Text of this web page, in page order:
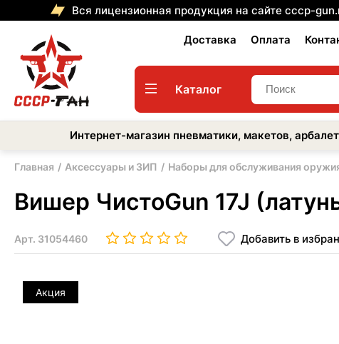
Вся лицензионная продукция на сайте cccp-
Доставка Оплата
Каталог
Интернет-магазин пневматики, макетов,
Главная Аксессуары и ЗИП Наборы для обслуживания
Вишер ЧистоGun 17J
Арт. 31054460 Добавить в
Акция